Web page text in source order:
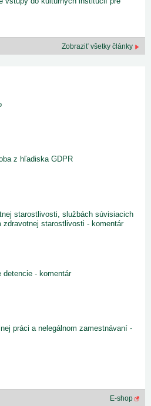
Zobraziť všetky články
z hľadiska GDPR
starostlivosti, službách súvisiacich
zdravotnej starostlivosti - komentár
detencie - komentár
práci a nelegálnom zamestnávaní -
E-shop